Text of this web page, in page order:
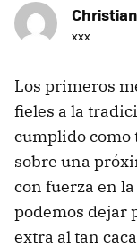
xxx
Los primeros
fieles a la
cumplido como
sobre una
con fuerza en
podemos dejar
extra al tan